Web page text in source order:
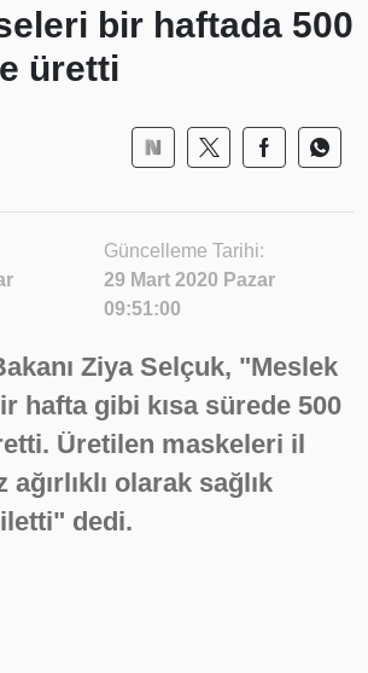
bir haftada 500
üretti
Güncelleme Tarihi:
29 Mart 2020 Pazar
09:51:00
Ziya Selçuk, "Meslek
hafta gibi kısa sürede 500
Üretilen maskeleri il
olarak sağlık
dedi.